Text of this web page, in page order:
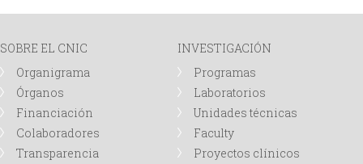
SOBRE EL CNIC
Organigrama
Órganos
Financiación
Colaboradores
Transparencia
INVESTIGACIÓN
Programas
Laboratorios
Unidades técnicas
Faculty
Proyectos clínicos